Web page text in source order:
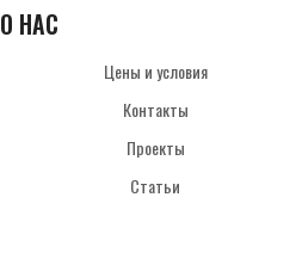
О НАС
Цены и условия
Контакты
Проекты
Статьи